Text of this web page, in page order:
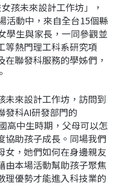
孩未來設計工作坊」，
活動中，來自全台15個縣
學生與家長，一同參觀並
等熱門理工科系研究項
聯發科服務的學姊們，
未來設計工作坊，訪問到
發科AI研發部門的
高中生時期，父母可以怎
協助孩子成長。同場我們
女，她們如何在身邊親友
由本場活動幫助孩子聚焦
理優勢才能進入科技業的